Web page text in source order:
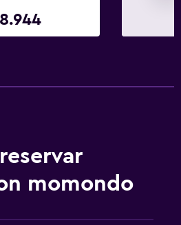
momondo